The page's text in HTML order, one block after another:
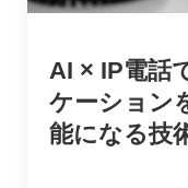
AI × IP電話
ケーション
能になる技